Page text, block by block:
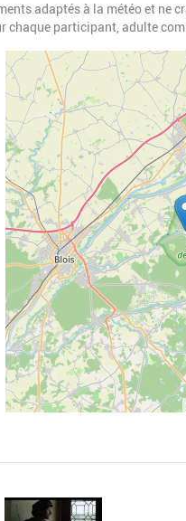
adaptés à la météo et ne
chaque participant, adulte
Geolocalisation